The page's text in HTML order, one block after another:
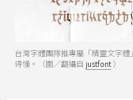
台灣字體團隊推專屬「精靈文字
得懂。（圖／翻攝自 justfont ）